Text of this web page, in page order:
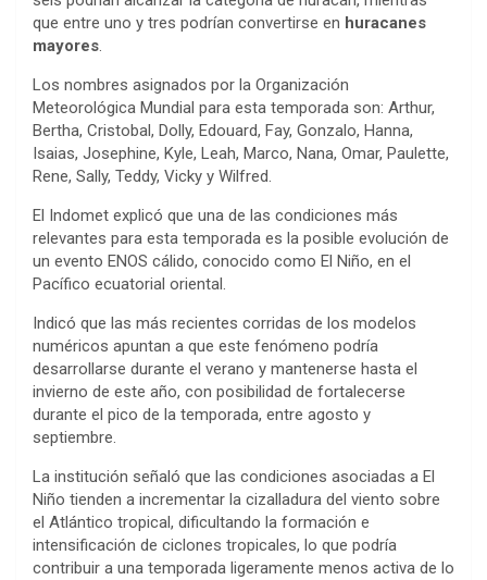
que entre uno y tres podrían convertirse en huracanes
mayores.
Los nombres asignados por la Organización
Meteorológica Mundial para esta temporada son: Arthur,
Bertha, Cristobal, Dolly, Edouard, Fay, Gonzalo, Hanna,
Isaias, Josephine, Kyle, Leah, Marco, Nana, Omar, Paulette,
Rene, Sally, Teddy, Vicky y Wilfred.
El Indomet explicó que una de las condiciones más
relevantes para esta temporada es la posible evolución de
un evento ENOS cálido, conocido como El Niño, en el
Pacífico ecuatorial oriental.
Indicó que las más recientes corridas de los modelos
numéricos apuntan a que este fenómeno podría
desarrollarse durante el verano y mantenerse hasta el
invierno de este año, con posibilidad de fortalecerse
durante el pico de la temporada, entre agosto y
septiembre.
La institución señaló que las condiciones asociadas a El
Niño tienden a incrementar la cizalladura del viento sobre
el Atlántico tropical, dificultando la formación e
intensificación de ciclones tropicales, lo que podría
contribuir a una temporada ligeramente menos activa de lo